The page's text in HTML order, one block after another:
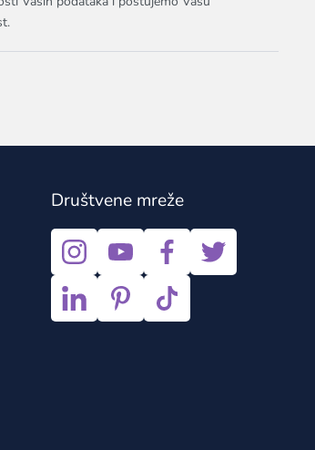
Društvene mreže